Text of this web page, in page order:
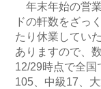
年末年始の営
ドの軒数をざっ
たり休業してい
ありますので、
12/29時点で全国
105、中級17、